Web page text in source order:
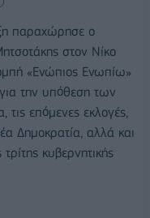
παραχώρησε ο
στον Νίκο
«Ενώπιος Ενωπίω»
την υπόθεση των
τις επόμενες εκλογές,
Δημοκρατία, αλλά και
κυβερνητικής